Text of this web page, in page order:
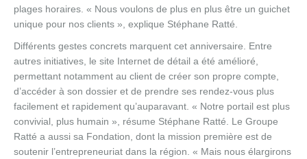
plages horaires. « Nous voulons de plus en plus être un guichet
unique pour nos clients », explique Stéphane Ratté.
Différents gestes concrets marquent cet anniversaire. Entre
autres initiatives, le site Internet de détail a été amélioré,
permettant notamment au client de créer son propre compte,
d’accéder à son dossier et de prendre ses rendez-vous plus
facilement et rapidement qu’auparavant. « Notre portail est plus
convivial, plus humain », résume Stéphane Ratté. Le Groupe
Ratté a aussi sa Fondation, dont la mission première est de
soutenir l’entrepreneuriat dans la région. « Mais nous élargirons